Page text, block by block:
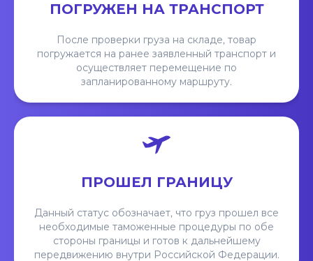
ПОГРУЖЕН НА ТРАНСПОРТ
После проверки груза на складе, товар
погружается на ранее заявленный транспорт и
осуществляет перемещение по
запланированному маршруту.
ПРОШЕЛ ГРАНИЦУ
Данный статус обозначает, что груз прошел все
необходимые таможенные процедуры по обе
стороны границы и готов к дальнейшему
передвижению внутри Российской Федерации.